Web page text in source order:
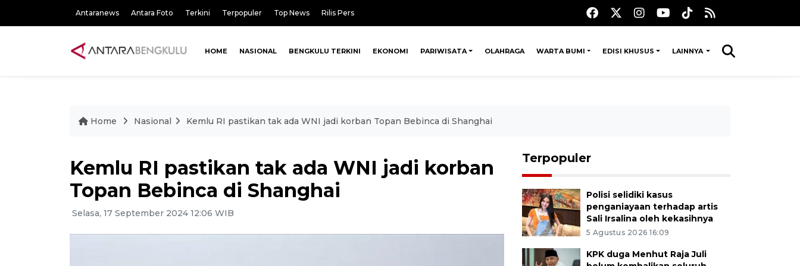
Antaranews Antara Foto Terkini Terpopuler Top News Rilis Pers
HOME NASIONAL BENGKULU TERKINI EKONOMI PARIWISATA OLAHRAGA WARTA BUMI EDISI KHUSUS LAINNYA
Home Nasional Kemlu RI pastikan tak ada WNI jadi korban Topan Bebinca di Shanghai
Kemlu RI pastikan tak ada WNI jadi korban
Topan Bebinca di Shanghai
Selasa, 17 September 2024 12:06 WIB
Terpopuler
Polisi selidiki kasus
penganiayaan terhadap artis
Sali Irsalina oleh kekasihnya
5 Agustus 2026 16:09
KPK duga Menhut Raja Juli